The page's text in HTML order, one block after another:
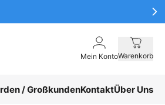
Mein KontoWarenkorb
/ GroßkundenKontaktÜber Uns